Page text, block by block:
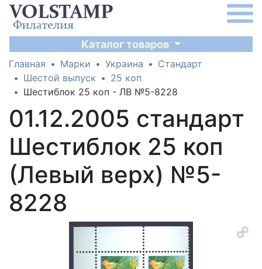
Каталог товаров
Главная Марки Украина
Стандарт
Шестой выпуск
25 коп
Шестиблок 25 коп - ЛВ №5-8228
01.12.2005 стандарт
Шестиблок 25 коп
(Левый верх) №5-
8228